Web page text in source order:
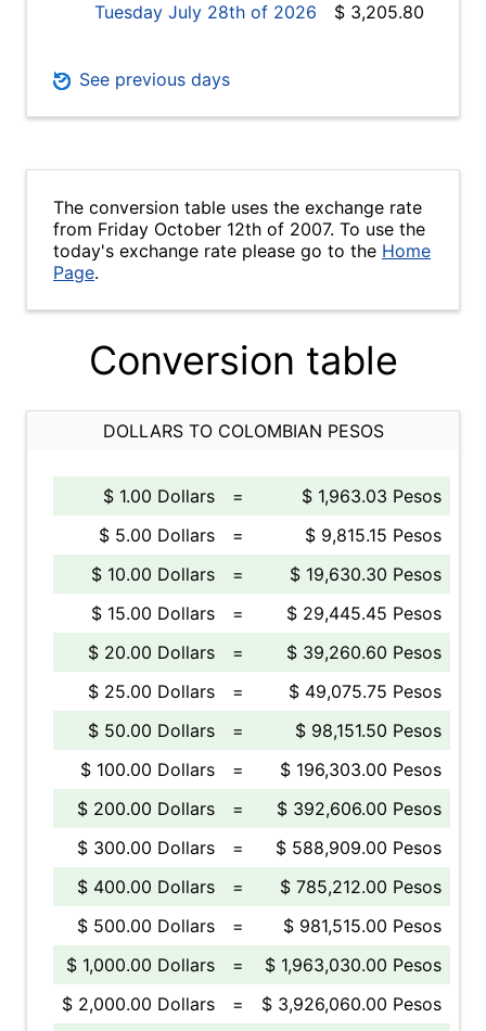
Tuesday July 28th of 2026
$ 3,205.80
See previous days
The conversion table uses the exchange rate
from Friday October 12th of 2007. To use the
today's exchange rate please go to the Home
Page.
Conversion table
DOLLARS TO COLOMBIAN PESOS
$ 1.00 Dollars =
$ 1,963.03 Pesos
$ 5.00 Dollars
=
$ 9,815.15 Pesos
$ 10.00 Dollars
=
$ 19,630.30 Pesos
$ 15.00 Dollars
=
$ 29,445.45 Pesos
$ 20.00 Dollars
=
$ 39,260.60 Pesos
$ 25.00 Dollars
=
$ 49,075.75 Pesos
$ 50.00 Dollars
=
$ 98,151.50 Pesos
$ 100.00 Dollars
=
$ 196,303.00 Pesos
$ 200.00 Dollars
=
$ 392,606.00 Pesos
$ 300.00 Dollars
=
$ 588,909.00 Pesos
$ 400.00 Dollars
=
$ 785,212.00 Pesos
$ 500.00 Dollars
=
$ 981,515.00 Pesos
$ 1,000.00 Dollars
=
$ 1,963,030.00 Pesos
$ 2,000.00 Dollars
=
$ 3,926,060.00 Pesos